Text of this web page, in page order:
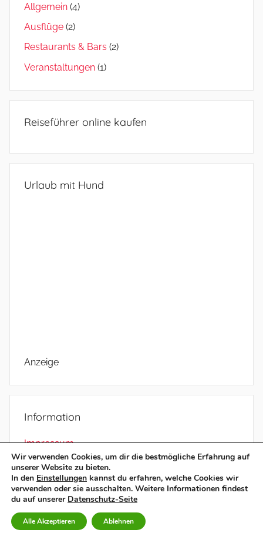
Allgemein (4)
Ausflüge (2)
Restaurants & Bars (2)
Veranstaltungen (1)
Reiseführer online kaufen
Urlaub mit Hund
Anzeige
Information
Impressum
Datenschutz
WordPress-Theme: Donovan von ThemeZee.
Wir verwenden Cookies, um dir die bestmögliche Erfahrung auf
unserer Website zu bieten.
In den Einstellungen kannst du erfahren, welche Cookies wir
verwenden oder sie ausschalten. Weitere Informationen findest
du auf unserer Datenschutz-Seite
Alle Akzeptieren Ablehnen